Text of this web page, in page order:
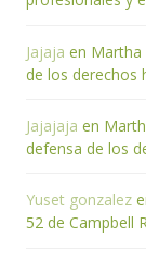
Jajaja en Martha
de los derechos
Jajajaja en
defensa de los
Yuset gonzalez
52 de Campbell